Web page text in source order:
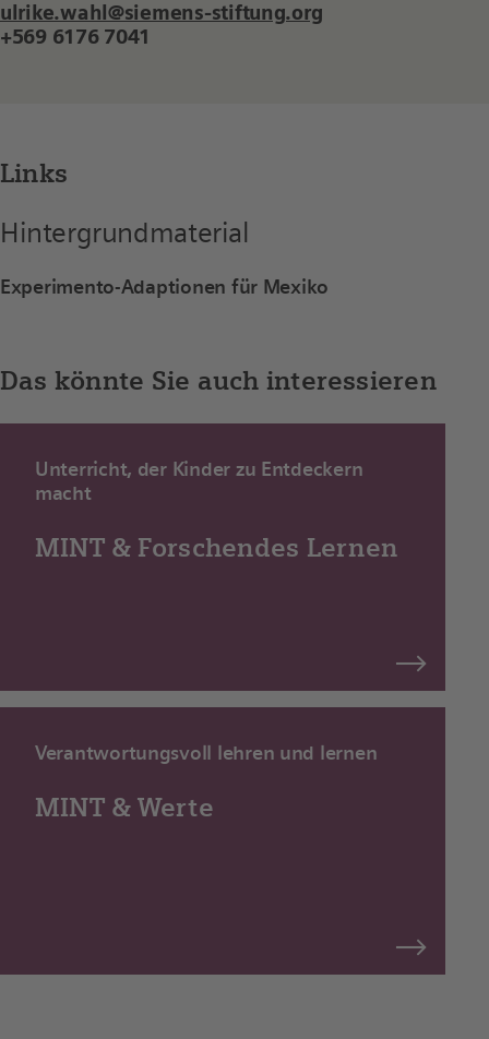
ulrike.wahl@siemens-stiftung.org
+569 6176 7041
Links
Hintergrundmaterial
Experimento-Adaptionen für Mexiko
Das könnte Sie auch interessieren
MINT & Forschendes Lernen
Unterricht, der Kinder zu Entdeckern
macht
MINT & Werte
Verantwortungs­voll lehren und lernen